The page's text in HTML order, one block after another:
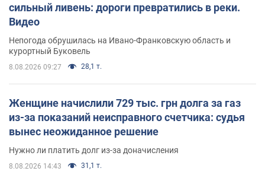
сильный ливень: дороги превратились в реки.
Видео
Непогода обрушилась на Ивано-Франковскую область и
курортный Буковель
8.08.2026 09:27 28,1 т.
Женщине начислили 729 тыс. грн долга за газ
из-за показаний неисправного счетчика: судья
вынес неожиданное решение
Нужно ли платить долг из-за доначисления
8.08.2026 14:43 31,1 т.